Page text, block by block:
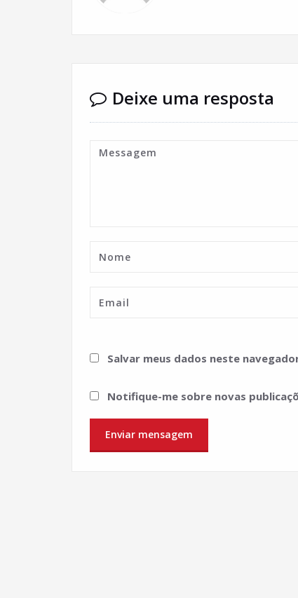
Deixe uma resposta
Salvar meus dados neste
Notifique-me sobre novas